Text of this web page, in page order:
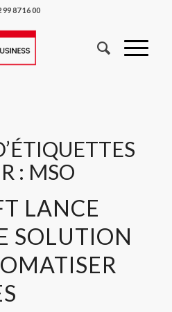
99 87 16 00
: MSO
LANCE
SOLUTION